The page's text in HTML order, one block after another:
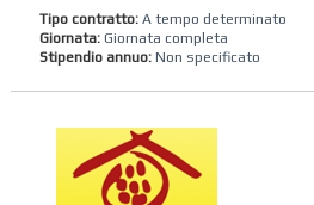
Tipo contratto:A tempo determinato
Giornata: Giornata completa
Stipendio annuo: Non specificato